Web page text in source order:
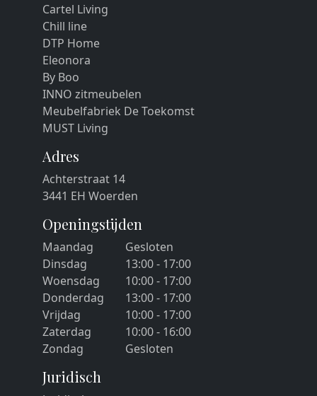
Cartel Living
Chill line
DTP Home
Eleonora
By Boo
INNO zitmeubelen
Meubelfabriek De Toekomst
MUST Living
Adres
Achterstraat 14
3441 EH Woerden
Openingstijden
Maandag
Gesloten
Dinsdag
13:00 - 17:00
Woensdag
10:00 - 17:00
Donderdag
13:00 - 17:00
Vrijdag
10:00 - 17:00
Zaterdag
10:00 - 16:00
Zondag
Gesloten
Juridisch